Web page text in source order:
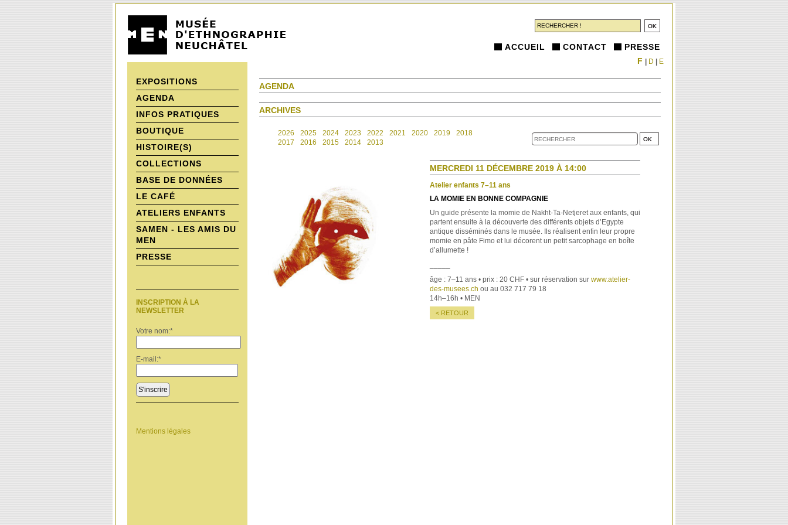
ACCUEIL CONTACT PRESSE
EXPOSITIONS
AGENDA
INFOS PRATIQUES
BOUTIQUE
HISTOIRE(S)
COLLECTIONS
BASE DE DONNÉES
LE CAFÉ
ATELIERS ENFANTS
SAMEN - LES AMIS DU
MEN
PRESSE
INSCRIPTION À LA
NEWSLETTER
Votre nom:*
E-mail:*
S'inscrire
Mentions légales
AGENDA
ARCHIVES
2026 2025 2024 2023 2022 2021 2020 2019
2018
2017
2016 2015 2014 2013
MERCREDI 11 DÉCEMBRE 2019 À 14:00
Atelier enfants 7–11 ans
LA MOMIE EN BONNE COMPAGNIE
Un guide présente la momie de Nakht-Ta-Netjeret aux enfants, qui
partent ensuite à la découverte des différents objets d’Egypte
antique disséminés dans le musée. Ils réalisent enfin leur propre
momie en pâte Fimo et lui décorent un petit sarcophage en boîte
d’allumette !
âge : 7–11 ans • prix : 20 CHF • sur réservation sur www.atelier-
des-musees.ch ou au 032 717 79 18
14h–16h • MEN
< RETOUR
F D E